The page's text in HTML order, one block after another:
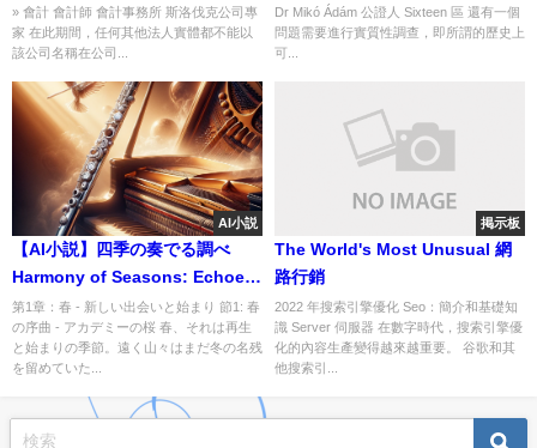
» 會計 會計師 會計事務所 斯洛伐克公司專
家 在此期間，任何其他法人實體都不能以
該公司名稱在公司...
Dr Mikó Ádám 公證人 Sixteen 區 還有一個
問題需要進行實質性調查，即所謂的歷史上
可...
AI小説
【AI小説】四季の奏でる調べ
Harmony of Seasons: Echoes
of Hearts in Unison
第1章：春 - 新しい出会いと始まり 節1: 春
の序曲 - アカデミーの桜 春、それは再生
と始まりの季節。遠く山々はまだ冬の名残
を留めていた...
掲示板
The World's Most Unusual 網
路行銷
2022 年搜索引擎優化 Seo：簡介和基礎知
識 Server 伺服器 在數字時代，搜索引擎優
化的內容生產變得越來越重要。 谷歌和其
他搜索引...